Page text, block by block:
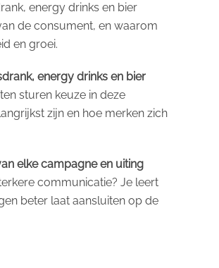
energy drinks en bier
de consument, en waarom
en groei.
energy drinks en bier
sturen keuze in deze
zijn en hoe merken zich
elke campagne en uiting
communicatie? Je leert
beter laat aansluiten op de